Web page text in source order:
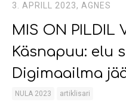
3. APRILL 2023, AGNES
MIS ON PILDIL
Käsnapuu: elu
Digimaailma
NULA 2023 artiklisari